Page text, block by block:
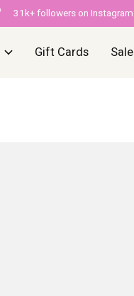
31k+ followers on Instagram
Gift Cards Sale